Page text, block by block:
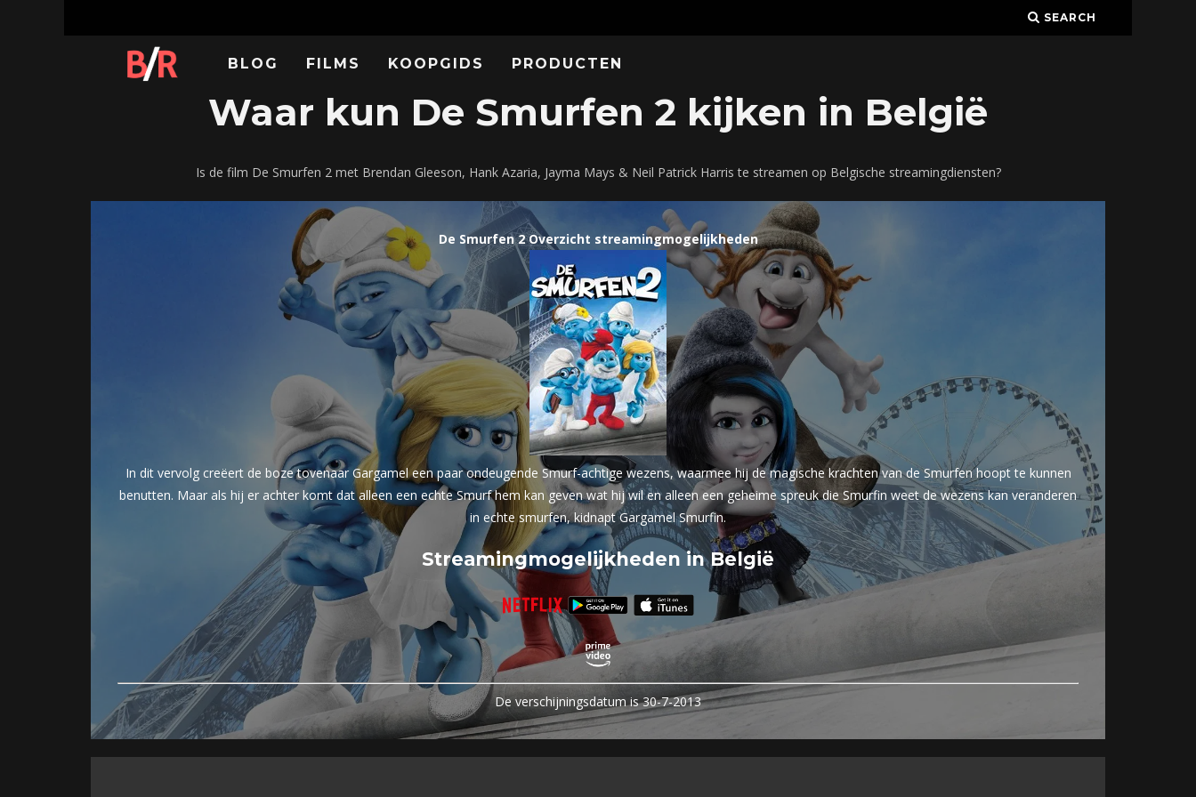
SEARCH
BLOG FILMS KOOPGIDS PRODUCTEN
Waar kun De Smurfen 2 kijken in België
Is de film De Smurfen 2 met Brendan Gleeson, Hank Azaria, Jayma Mays & Neil Patrick Harris te streamen op Belgische streamingdiensten?
De Smurfen 2 Overzicht streamingmogelijkheden
In dit vervolg creëert de boze tovenaar Gargamel een paar ondeugende Smurf-achtige wezens, waarmee hij de magische krachten van de Smurfen hoopt te kunnen
benutten. Maar als hij er achter komt dat alleen een echte Smurf hem kan geven wat hij wil en alleen een geheime spreuk die Smurfin weet de wezens kan veranderen
in echte smurfen, kidnapt Gargamel Smurfin.
Streamingmogelijkheden in België
De verschijningsdatum is 30-7-2013